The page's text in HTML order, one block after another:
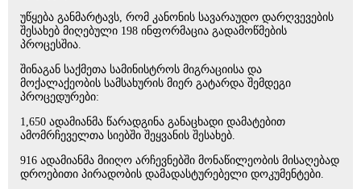
უწყება განმარტავს, რომ კანონის სავარაუდო დარღვევების
შესახებ მიღებული 198 ინფორმაცია გადამოწმების
პროცესშია.
შინაგან საქმეთა სამინისტროს მიგრაციისა და
მოქალაქეობის სამსახურის მიერ გატარდა შემდეგი
პროცედურები:
1,650 ადამიანმა წარადგინა განაცხადი დამატებით
ამომრჩეველთა სიებში შეყვანის შესახებ.
916 ადამიანმა მიიღო არჩევნებში მონაწილეობის მისაღებად
დროებითი პირადობის დამადასტურებელი დოკუმენტები.